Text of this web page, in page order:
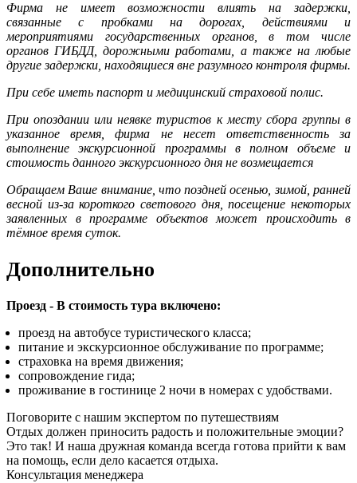
Фирма не имеет возможности влиять на задержки,
связанные с пробками на дорогах, действиями и
мероприятиями государственных органов, в том числе
органов ГИБДД, дорожными работами, а также на любые
другие задержки, находящиеся вне разумного контроля фирмы.
При себе иметь паспорт и медицинский страховой полис.
При опоздании или неявке туристов к месту сбора группы в
указанное время, фирма не несет ответственность за
выполнение экскурсионной программы в полном объеме и
стоимость данного экскурсионного дня не возмещается
Обращаем Ваше внимание, что поздней осенью, зимой, ранней
весной из-за короткого светового дня, посещение некоторых
заявленных в программе объектов может происходить в
тёмное время суток.
Дополнительно
Проезд - В стоимость тура включено:
проезд на автобусе туристического класса;
питание и экскурсионное обслуживание по программе;
cтраховка на время движения;
сопровождение гида;
проживание в гостинице 2 ночи в номерах с удобствами.
Поговорите с нашим экспертом по путешествиям
Отдых должен приносить радость и положительные эмоции?
Это так! И наша дружная команда всегда готова прийти к вам
на помощь, если дело касается отдыха.
Консультация менеджера